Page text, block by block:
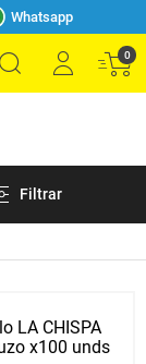
Whatsapp
0
Filtrar